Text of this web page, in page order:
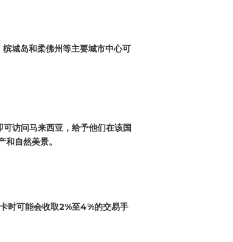
城岛和柔佛州等主要城市中心可
访问马来西亚，给予他们在该国
自然美景。
时可能会收取2%至4%的交易手